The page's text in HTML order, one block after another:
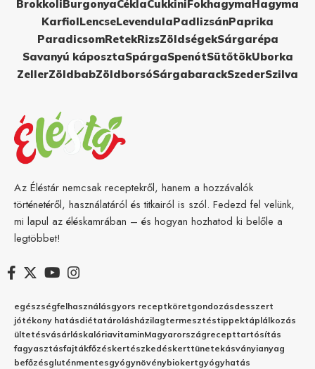
BrokkoliBurgonyaCéklaCukkiniFokhagymaHagyma
KarfiolLencseLevendulaPadlizsánPaprika
ParadicsomRetekRizsZöldségekSárgarépa
Savanyú káposztaSpárgaSpenótSütőtökUborka
ZellerZöldbabZöldborsóSárgabarackSzederSzilva
Az Éléstár nemcsak receptekről, hanem a hozzávalók
történetéről, használatáról és titkairól is szól. Fedezd fel velünk,
mi lapul az éléskamrában – és hogyan hozhatod ki belőle a
legtöbbet!
egészségfelhasználásgyors receptköretgondozásdesszert
jótékony hatásdiétatárolásházilagtermesztéstippektáplálkozás
ültetésvásárláskalóriavitaminMagyarországrecepttartósítás
fagyasztásfajtákfőzéskertészkedéskerttünetekásványianyag
befőzésgluténmentesgyógynövénybiokertgyógyhatás